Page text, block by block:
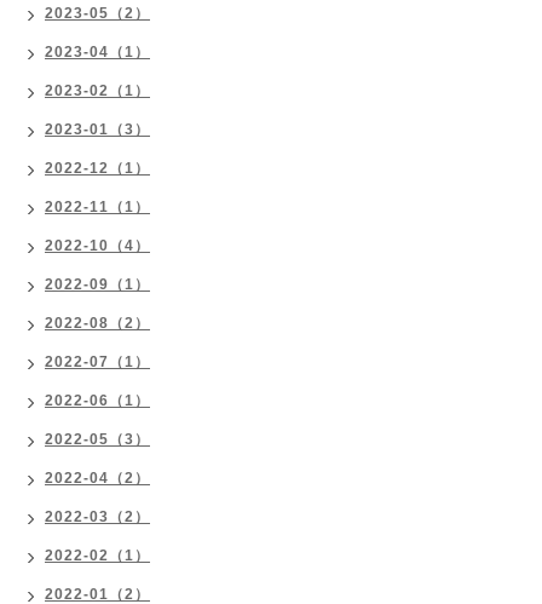
2023-05（2）
2023-04（1）
2023-02（1）
2023-01（3）
2022-12（1）
2022-11（1）
2022-10（4）
2022-09（1）
2022-08（2）
2022-07（1）
2022-06（1）
2022-05（3）
2022-04（2）
2022-03（2）
2022-02（1）
2022-01（2）